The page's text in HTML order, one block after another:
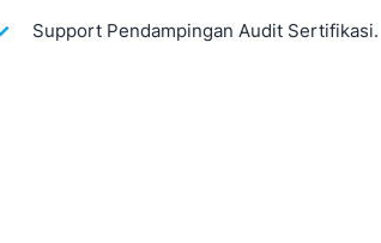
Support Pendampingan Audit Sertifikasi.